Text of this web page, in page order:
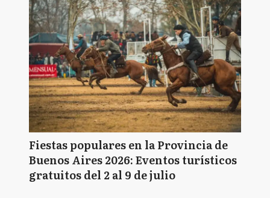
Fiestas populares en la Provincia de
Buenos Aires 2026: Eventos turísticos
gratuitos del 2 al 9 de julio